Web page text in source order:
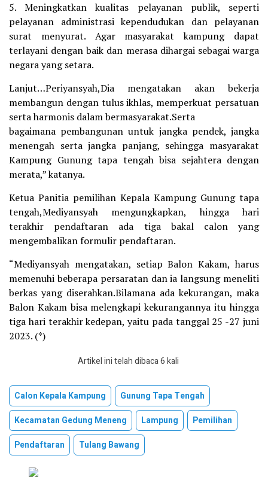
5. Meningkatkan kualitas pelayanan publik, seperti
pelayanan administrasi kependudukan dan pelayanan
surat menyurat. Agar masyarakat kampung dapat
terlayani dengan baik dan merasa dihargai sebagai warga
negara yang setara.
Lanjut…Periyansyah,Dia mengatakan akan bekerja
membangun dengan tulus ikhlas, memperkuat persatuan
serta harmonis dalam bermasyarakat.Serta
bagaimana pembangunan untuk jangka pendek, jangka
menengah serta jangka panjang, sehingga masyarakat
Kampung Gunung tapa tengah bisa sejahtera dengan
merata,” katanya.
Ketua Panitia pemilihan Kepala Kampung Gunung tapa
tengah,Mediyansyah mengungkapkan, hingga hari
terakhir pendaftaran ada tiga bakal calon yang
mengembalikan formulir pendaftaran.
“Mediyansyah mengatakan, setiap Balon Kakam, harus
memenuhi beberapa persaratan dan ia langsung meneliti
berkas yang diserahkan.Bilamana ada kekurangan, maka
Balon Kakam bisa melengkapi kekurangannya itu hingga
tiga hari terakhir kedepan, yaitu pada tanggal 25 -27 juni
2023. (*)
Artikel ini telah dibaca 6 kali
Calon Kepala Kampung
Gunung Tapa Tengah
Kecamatan Gedung Meneng
Lampung
Pemilihan
Pendaftaran
Tulang Bawang